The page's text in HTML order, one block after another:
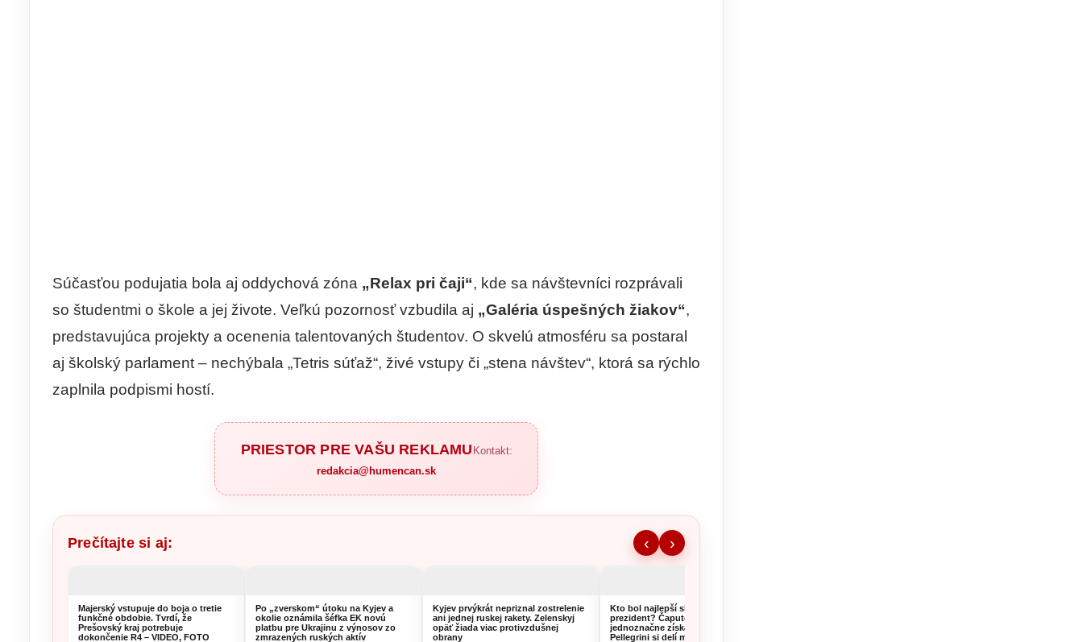
Súčasťou podujatia bola aj oddychová zóna „Relax pri čaji“, kde sa návštevníci rozprávali
so študentmi o škole a jej živote. Veľkú pozornosť vzbudila aj „Galéria úspešných žiakov“,
predstavujúca projekty a ocenenia talentovaných študentov. O skvelú atmosféru sa postaral
aj školský parlament – nechýbala „Tetris súťaž“, živé vstupy či „stena návštev“, ktorá sa rýchlo
zaplnila podpismi hostí.
PRIESTOR PRE VAŠU REKLAMU Kontakt:
redakcia@humencan.sk
Prečítajte si aj: ‹ ›
Majerský vstupuje do boja o tretie
funkčné obdobie. Tvrdí, že
Prešovský kraj potrebuje
dokončenie R4 – VIDEO, FOTO
Po „zverskom“ útoku na Kyjev a
okolie oznámila šéfka EK novú
platbu pre Ukrajinu z výnosov zo
zmrazených ruských aktív
Kyjev prvýkrát nepriznal zostrelenie
ani jednej ruskej rakety. Zelenskyj
opäť žiada viac protivzdušnej
obrany
Kto bol najlepší slovenský
prezident? Čaputová si v prieskume
jednoznačne získala voličov PS a
Pellegrini si delí miesto s